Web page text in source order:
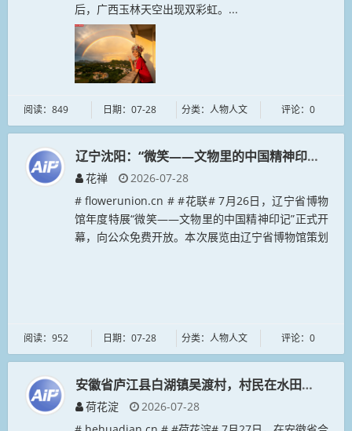
后，广西玉林天空出现双彩虹。...
阅读：849 日期：07-28 分类：人物人文 评论：0
辽宁沈阳：“微笑——文物里的中国精神印记”展
花禅
2026-07-28
# flowerunion.cn # #花联# 7月26日，辽宁省博物
馆年度特展“微笑——文物里的中国精神印记”正式开
幕，向公众免费开放。本次展览由辽宁省博物馆策划
阅读：952 日期：07-28 分类：人物人文 评论：0
安徽省庐江县白湖镇吴渡村，村民在水田中采收
荷花淀
2026-07-28